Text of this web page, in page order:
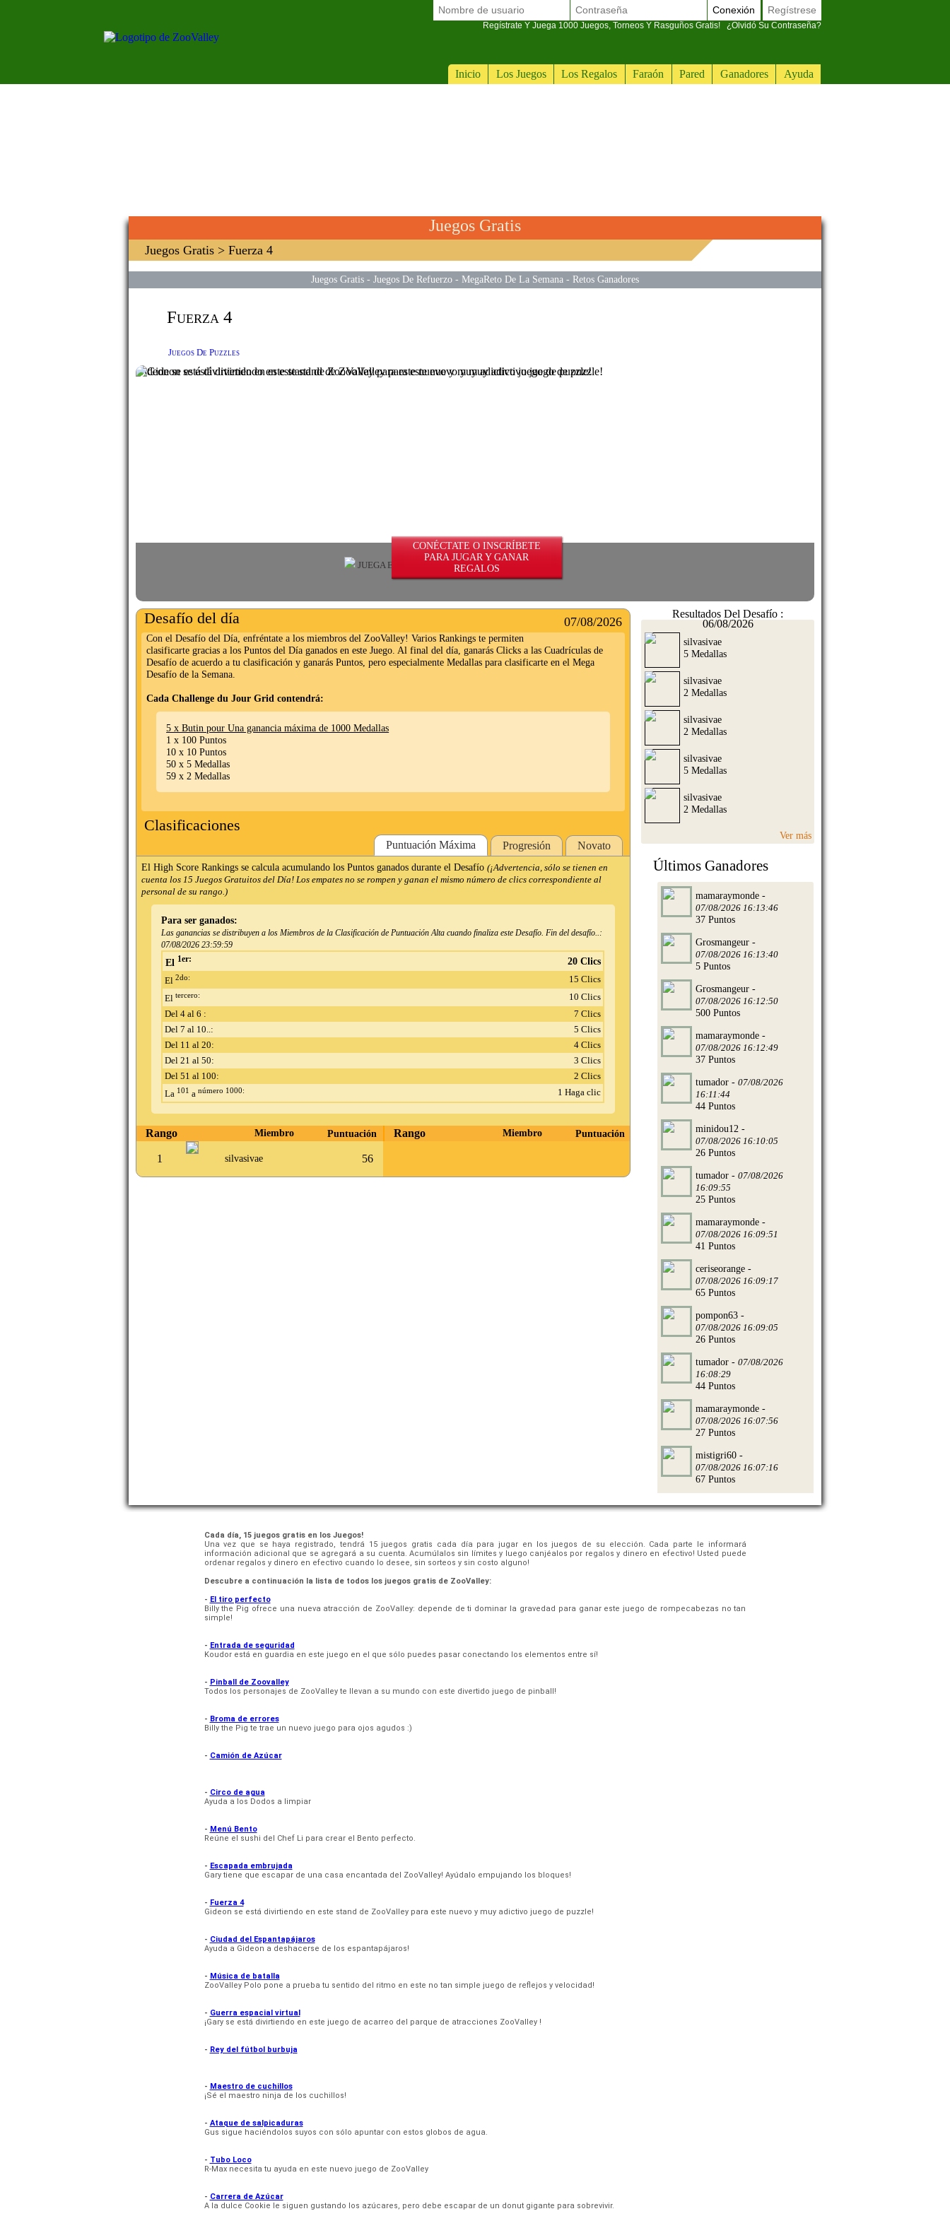
Inicio Los Juegos Los Regalos Faraón Pared Ganadores Ayuda
Conexión Regístrese
Regístrate Y Juega 1000 Juegos, Torneos Y Rasguños Gratis! ¿Olvidó Su Contraseña?
Juegos Gratis
Juegos Gratis > Fuerza 4
Juegos Gratis - Juegos De Refuerzo - MegaReto De La Semana - Retos Ganadores
Fuerza 4
Juegos De Puzzles
JUEGA EN ILIMITADO
CONÉCTATE O INSCRÍBETE
PARA JUGAR Y GANAR
REGALOS
Gideon se está divirtiendo en este stand de ZooValley para este nuevo y muy adictivo juego de puzzle!
Desafío del día 07/08/2026
Con el Desafío del Día, enfréntate a los miembros del ZooValley! Varios Rankings te permiten
clasificarte gracias a los Puntos del Día ganados en este Juego. Al final del día, ganarás Clicks a las Cuadrículas de
Desafío de acuerdo a tu clasificación y ganarás Puntos, pero especialmente Medallas para clasificarte en el Mega
Desafío de la Semana.
Cada Challenge du Jour Grid contendrá:
5 x Butin pour Una ganancia máxima de 1000 Medallas
1 x 100 Puntos
10 x 10 Puntos
50 x 5 Medallas
59 x 2 Medallas
Clasificaciones
Puntuación Máxima Progresión Novato
El High Score Rankings se calcula acumulando los Puntos ganados durante el Desafío(¡Advertencia, sólo se tienen en
cuenta los 15 Juegos Gratuitos del Día! Los empates no se rompen y ganan el mismo número de clics correspondiente al
personal de su rango.)
Para ser ganados:
Las ganancias se distribuyen a los Miembros de la Clasificación de Puntuación Alta cuando finaliza este Desafío. Fin del desafío..:
07/08/2026 23:59:59
El 1er: 20 Clics
El2do:
15 Clics
Eltercero:
10 Clics
Del 4 al 6 :
7 Clics
Del 7 al 10..:
5 Clics
Del 11 al 20:
4 Clics
Del 21 al 50:
3 Clics
Del 51 al 100:
2 Clics
La 101 anúmero 1000: 1 Haga clic
Rango Miembro Puntuación Rango Miembro Puntuación
1 silvasivae 56
Resultados Del Desafío :
06/08/2026
silvasivae
5 Medallas
silvasivae
2 Medallas
silvasivae
2 Medallas
silvasivae
5 Medallas
silvasivae
2 Medallas
Ver más
Últimos Ganadores
mamaraymonde -
07/08/2026 16:13:46
37 Puntos
Grosmangeur -
07/08/2026 16:13:40
5 Puntos
Grosmangeur -
07/08/2026 16:12:50
500 Puntos
mamaraymonde -
07/08/2026 16:12:49
37 Puntos
tumador - 07/08/2026
16:11:44
44 Puntos
minidou12 -
07/08/2026 16:10:05
26 Puntos
tumador - 07/08/2026
16:09:55
25 Puntos
mamaraymonde -
07/08/2026 16:09:51
41 Puntos
ceriseorange -
07/08/2026 16:09:17
65 Puntos
pompon63 -
07/08/2026 16:09:05
26 Puntos
tumador - 07/08/2026
16:08:29
44 Puntos
mamaraymonde -
07/08/2026 16:07:56
27 Puntos
mistigri60 -
07/08/2026 16:07:16
67 Puntos
Cada día, 15 juegos gratis en los Juegos!
Una vez que se haya registrado, tendrá 15 juegos gratis cada día para jugar en los juegos de su elección. Cada parte le informará
información adicional que se agregará a su cuenta. Acumúlalos sin límites y luego canjéalos por regalos y dinero en efectivo! Usted puede
ordenar regalos y dinero en efectivo cuando lo desee, sin sorteos y sin costo alguno!
Descubre a continuación la lista de todos los juegos gratis de ZooValley:
- El tiro perfecto
Billy the Pig ofrece una nueva atracción de ZooValley: depende de ti dominar la gravedad para ganar este juego de rompecabezas no tan
simple!
- Entrada de seguridad
Koudor está en guardia en este juego en el que sólo puedes pasar conectando los elementos entre sí!
- Pinball de Zoovalley
Todos los personajes de ZooValley te llevan a su mundo con este divertido juego de pinball!
- Broma de errores
Billy the Pig te trae un nuevo juego para ojos agudos :)
- Camión de Azúcar
- Circo de agua
Ayuda a los Dodos a limpiar
- Menú Bento
Reúne el sushi del Chef Li para crear el Bento perfecto.
- Escapada embrujada
Gary tiene que escapar de una casa encantada del ZooValley! Ayúdalo empujando los bloques!
- Fuerza 4
Gideon se está divirtiendo en este stand de ZooValley para este nuevo y muy adictivo juego de puzzle!
- Ciudad del Espantapájaros
Ayuda a Gideon a deshacerse de los espantapájaros!
- Música de batalla
ZooValley Polo pone a prueba tu sentido del ritmo en este no tan simple juego de reflejos y velocidad!
- Guerra espacial virtual
¡Gary se está divirtiendo en este juego de acarreo del parque de atracciones ZooValley !
- Rey del fútbol burbuja
- Maestro de cuchillos
¡Sé el maestro ninja de los cuchillos!
- Ataque de salpicaduras
Gus sigue haciéndolos suyos con sólo apuntar con estos globos de agua.
- Tubo Loco
R-Max necesita tu ayuda en este nuevo juego de ZooValley
- Carrera de Azúcar
A la dulce Cookie le siguen gustando los azúcares, pero debe escapar de un donut gigante para sobrevivir.